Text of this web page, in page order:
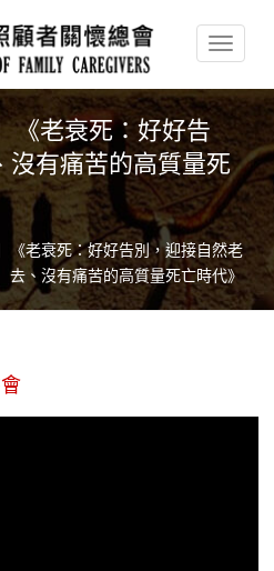
《老衰死：好好告
沒有痛苦的高質量死
《老衰死：好好告別，迎接自然老
去、沒有痛苦的高質量死亡時代》